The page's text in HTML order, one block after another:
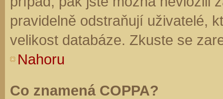
pravidelně odstraňují uživatelé,
velikost databáze. Zkuste se
Nahoru
Co znamená COPPA?